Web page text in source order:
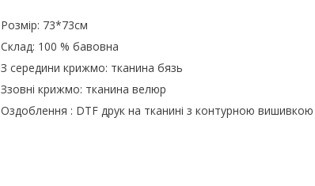
Розмір: 73*73см
Склад: 100 % бавовна
З середини крижмо: тканина бязь
Ззовні крижмо: тканина велюр
Оздоблення : DTF друк на тканині з контурною вишивкою